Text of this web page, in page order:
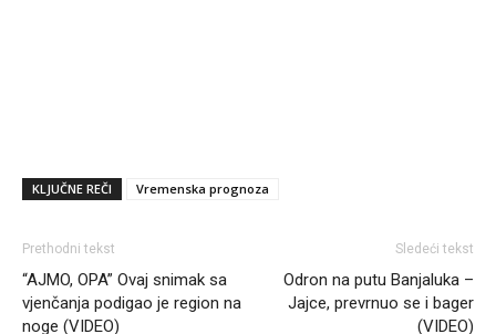
KLJUČNE REČI Vremenska prognoza
Prethodni tekst
“AJMO, OPA” Ovaj snimak sa
vjenčanja podigao je region na
noge (VIDEO)
Sledeći tekst
Odron na putu Banjaluka –
Jajce, prevrnuo se i bager
(VIDEO)